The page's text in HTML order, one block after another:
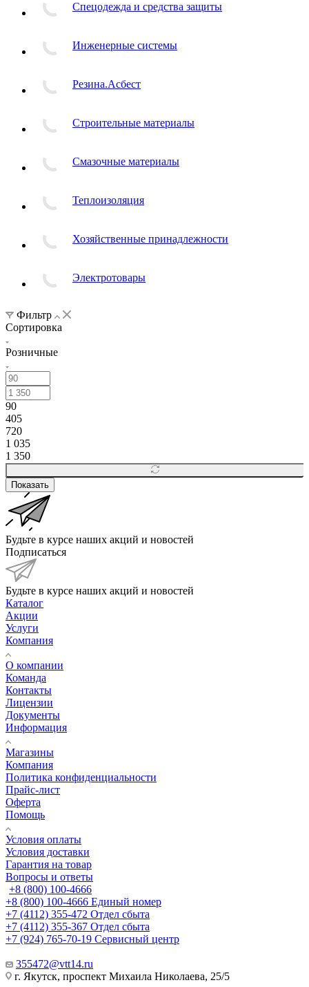
Спецодежда и средства защиты
Инженерные системы
Резина.Асбест
Строительные материалы
Смазочные материалы
Теплоизоляция
Хозяйственные принадлежности
Электротовары
Фильтр
Сортировка
Розничные
90
405
720
1 035
1 350
Показать
Будьте в курсе наших акций и новостей
Подписаться
Будьте в курсе наших акций и новостей
Каталог
Акции
Услуги
Компания
О компании
Команда
Контакты
Лицензии
Документы
Информация
Магазины
Компания
Политика конфиденциальности
Прайс-лист
Оферта
Помощь
Условия оплаты
Условия доставки
Гарантия на товар
Вопросы и ответы
+8 (800) 100-4666
+8 (800) 100-4666 Единый номер
+7 (4112) 355-472 Отдел сбыта
+7 (4112) 355-367 Отдел сбыта
+7 (924) 765-70-19 Сервисный центр
355472@vtt14.ru
г. Якутск, проспект Михаила Николаева, 25/5